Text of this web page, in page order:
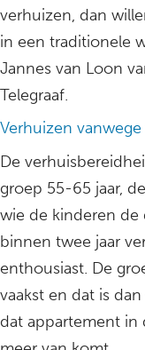
verhuizen, dan
in een traditionele
Jannes van Loon
Telegraaf.
Verhuizen
De
groep 55-65 jaar,
wie de kinderen
binnen twee jaar
enthousiast. De
vaakst en dat is
dat appartement in